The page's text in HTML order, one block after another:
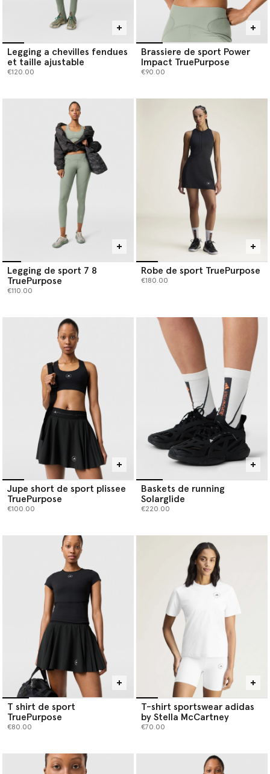
Legging a chevilles fendues
et taille ajustable
€120.00
Brassiere de sport Power
Impact TruePurpose
€90.00
Legging de sport 7 8
TruePurpose
€110.00
Robe de sport TruePurpose
€180.00
Jupe short de sport plissee
TruePurpose
€100.00
Baskets de running
Solarglide
€220.00
T shirt de sport
TruePurpose
€80.00
T-shirt sportswear adidas
by Stella McCartney
€70.00